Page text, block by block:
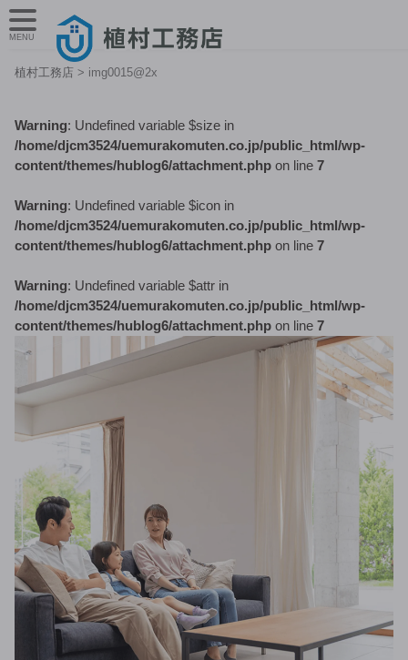
植村工務店 > img0015@2x
Warning: Undefined variable $size in
/home/djcm3524/uemurakomuten.co.jp/public_html/wp-
content/themes/hublog6/attachment.php on line 7
Warning: Undefined variable $icon in
/home/djcm3524/uemurakomuten.co.jp/public_html/wp-
content/themes/hublog6/attachment.php on line 7
Warning: Undefined variable $attr in
/home/djcm3524/uemurakomuten.co.jp/public_html/wp-
content/themes/hublog6/attachment.php on line 7
MENU